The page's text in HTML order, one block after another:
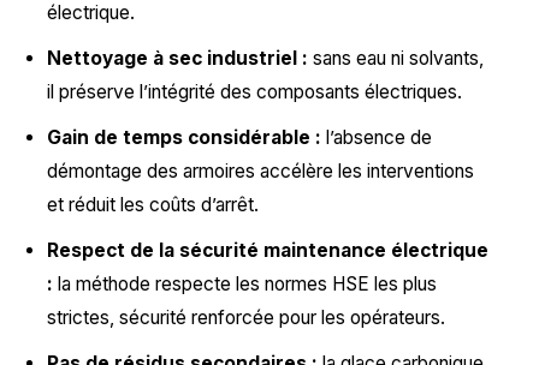
électrique.
Nettoyage à sec industriel : sans eau ni solvants,
il préserve l’intégrité des composants électriques.
Gain de temps considérable : l’absence de
démontage des armoires accélère les interventions
et réduit les coûts d’arrêt.
Respect de la sécurité maintenance électrique
: la méthode respecte les normes HSE les plus
strictes, sécurité renforcée pour les opérateurs.